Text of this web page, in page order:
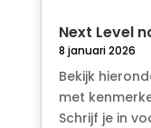
Next Level
8 januari 2026
Bekijk
met
Schrijf je in